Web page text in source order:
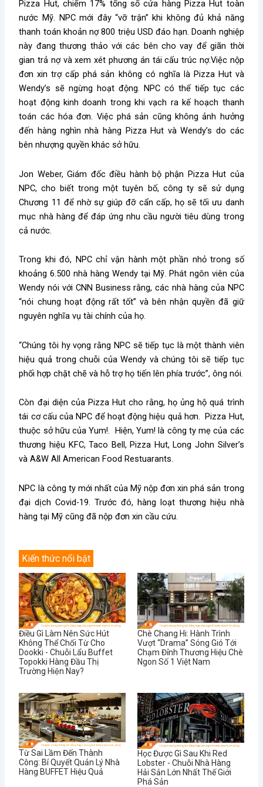
Pizza Hut, chiếm 17% tổng số cửa hàng Pizza Hut toàn
nước Mỹ. NPC mới đây “vỡ trận” khi không đủ khả năng
thanh toán khoản nợ 800 triệu USD đáo hạn. Doanh nghiệp
này đang thương thảo với các bên cho vay để giãn thời
gian trả nợ và xem xét phương án tái cấu trúc nợ.Việc nộp
đơn xin trợ cấp phá sản không có nghĩa là Pizza Hut và
Wendy’s sẽ ngừng hoạt động. NPC có thể tiếp tục các
hoạt động kinh doanh trong khi vạch ra kế hoạch thanh
toán các hóa đơn. Việc phá sản cũng không ảnh hưởng
đến hàng nghìn nhà hàng Pizza Hut và Wendy’s do các
bên nhượng quyền khác sở hữu.
Jon Weber, Giám đốc điều hành bộ phận Pizza Hut của
NPC, cho biết trong một tuyên bố, công ty sẽ sử dụng
Chương 11 để nhờ sự giúp đỡ cẩn cấp, họ sẽ tối ưu danh
mục nhà hàng để đáp ứng nhu cầu người tiêu dùng trong
cả nước.
Trong khi đó, NPC chỉ vận hành một phần nhỏ trong số
khoảng 6.500 nhà hàng Wendy tại Mỹ. Phát ngôn viên của
Wendy nói với CNN Business rằng, các nhà hàng của NPC
“nói chung hoạt động rất tốt” và bên nhận quyền đã giữ
nguyên nghĩa vụ tài chính của họ.
“Chúng tôi hy vọng rằng NPC sẽ tiếp tục là một thành viên
hiệu quả trong chuỗi của Wendy và chúng tôi sẽ tiếp tục
phối hợp chặt chẽ và hỗ trợ họ tiến lên phía trước”, ông nói.
Còn đại diện của Pizza Hut cho rằng, họ ủng hộ quá trình
tái cơ cấu của NPC để hoạt động hiệu quả hơn. Pizza Hut,
thuộc sở hữu của Yum!. Hiện, Yum! là công ty mẹ của các
thương hiệu KFC, Taco Bell, Pizza Hut, Long John Silver’s
và A&W All American Food Restuarants.
NPC là công ty mới nhất của Mỹ nộp đơn xin phá sản trong
đại dịch Covid-19. Trước đó, hàng loạt thương hiệu nhà
hàng tại Mỹ cũng đã nộp đơn xin cầu cứu.
Kiến thức nổi bật
Điều Gì Làm Nên Sức Hút
Không Thể Chối Từ Cho
Dookki - Chuỗi Lẩu Buffet
Topokki Hàng Đầu Thị
Trường Hiện Nay?
Chè Chang Hi: Hành Trình
Vượt “Drama” Sóng Gió Tới
Chạm Đỉnh Thương Hiệu Chè
Ngon Số 1 Việt Nam
Từ Sai Lầm Đến Thành
Công: Bí Quyết Quản Lý Nhà
Hàng BUFFET Hiệu Quả
Học Được Gì Sau Khi Red
Lobster - Chuỗi Nhà Hàng
Hải Sản Lớn Nhất Thế Giới
Phá Sản